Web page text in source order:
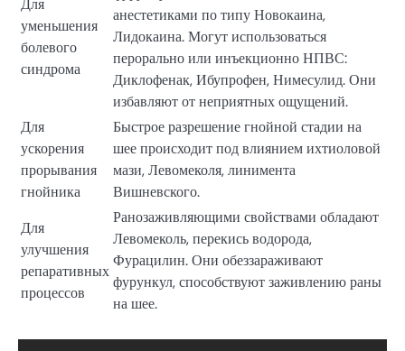
Для
уменьшения
болевого
синдрома
анестетиками по типу Новокаина,
Лидокаина. Могут использоваться
перорально или инъекционно НПВС:
Диклофенак, Ибупрофен, Нимесулид. Они
избавляют от неприятных ощущений.
Для
ускорения
прорывания
гнойника
Быстрое разрешение гнойной стадии на
шее происходит под влиянием ихтиоловой
мази, Левомеколя, линимента
Вишневского.
Для
улучшения
репаративных
процессов
Ранозаживляющими свойствами обладают
Левомеколь, перекись водорода,
Фурацилин. Они обеззараживают
фурункул, способствуют заживлению раны
на шее.